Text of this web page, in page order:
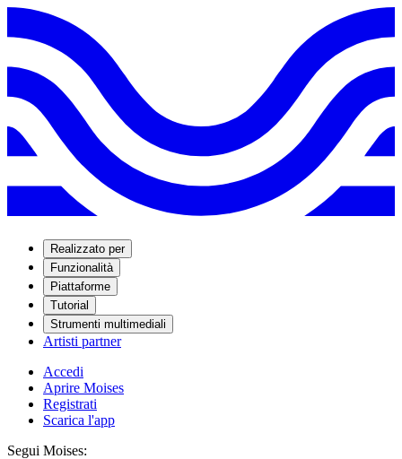
Realizzato per
Funzionalità
Piattaforme
Tutorial
Strumenti multimediali
Artisti partner
Accedi
Aprire Moises
Registrati
Scarica l'app
Segui Moises: